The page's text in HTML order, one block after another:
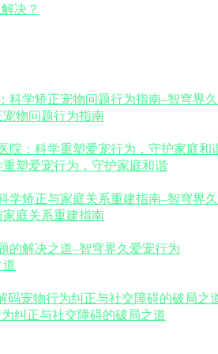
决？
物问题行为指南
塑爱宠行为，守护家庭和谐
庭关系重建指南
道
纠正与社交障碍的破局之道